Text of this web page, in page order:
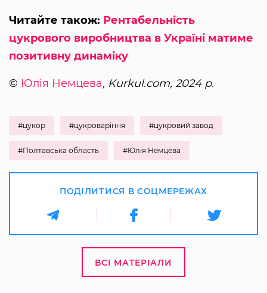
Читайте також: Рентабельність
цукрового виробництва в Україні матиме
позитивну динаміку
© Юлія Немцева, Kurkul.com, 2024 р.
#цукор #цукроваріння #цукровий завод
#Полтавська область #Юлія Немцева
ПОДІЛИТИСЯ В СОЦМЕРЕЖАХ
ВСІ МАТЕРІАЛИ